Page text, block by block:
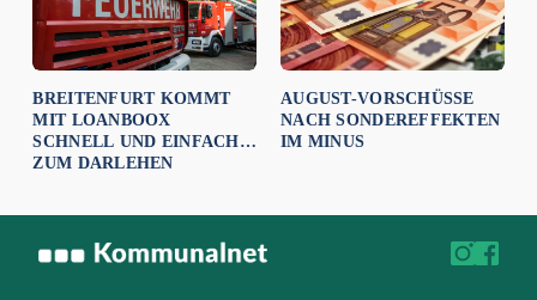
BREITENFURT KOMMT
MIT LOANBOOX
SCHNELL UND EINFACH
ZUM DARLEHEN
AUGUST-VORSCHÜSSE
NACH SONDEREFFEKTEN
IM MINUS